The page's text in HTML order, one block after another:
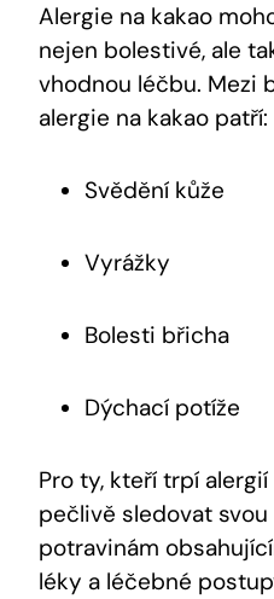
Alergie na kakao
nejen bolestivé, ale
vhodnou léčbu. Mezi
alergie na kakao patří:
Svědění kůže
Vyrážky
Bolesti břicha
Dýchací potíže
Pro ty, kteří trpí
pečlivě sledovat
potravinám
léky a léčebné